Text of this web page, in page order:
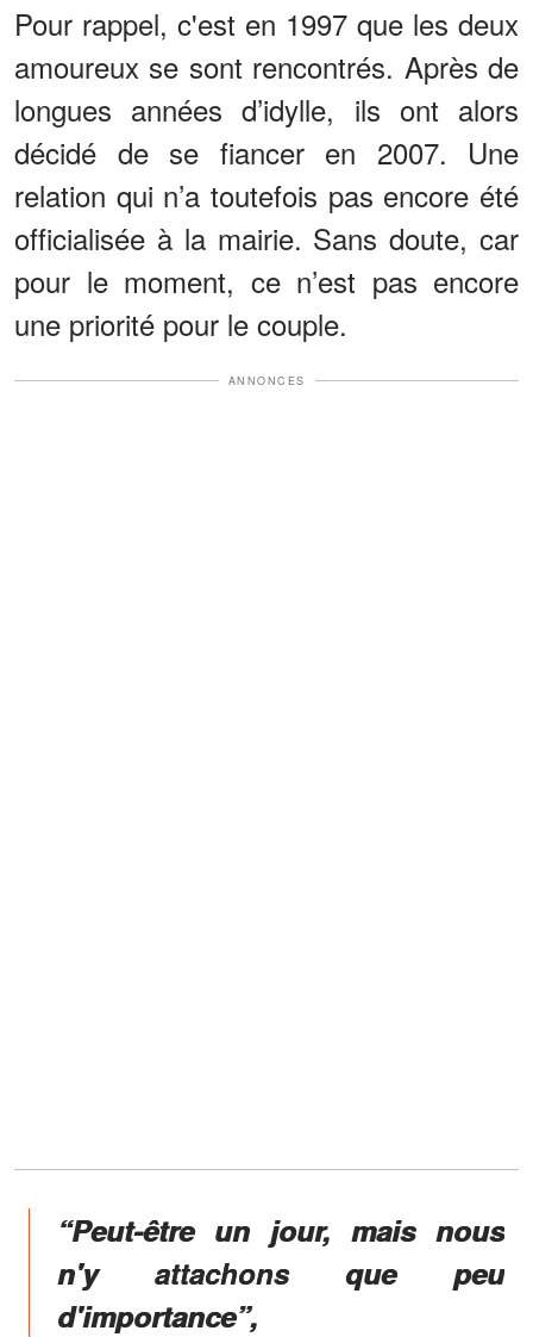
Pour rappel, c'est en 1997 que les deux
amoureux se sont rencontrés. Après de
longues années d’idylle, ils ont alors
décidé de se fiancer en 2007. Une
relation qui n’a toutefois pas encore été
officialisée à la mairie. Sans doute, car
pour le moment, ce n’est pas encore
une priorité pour le couple.
ANNONCES
“Peut-être un jour, mais nous
n'y attachons que peu
d'importance”,